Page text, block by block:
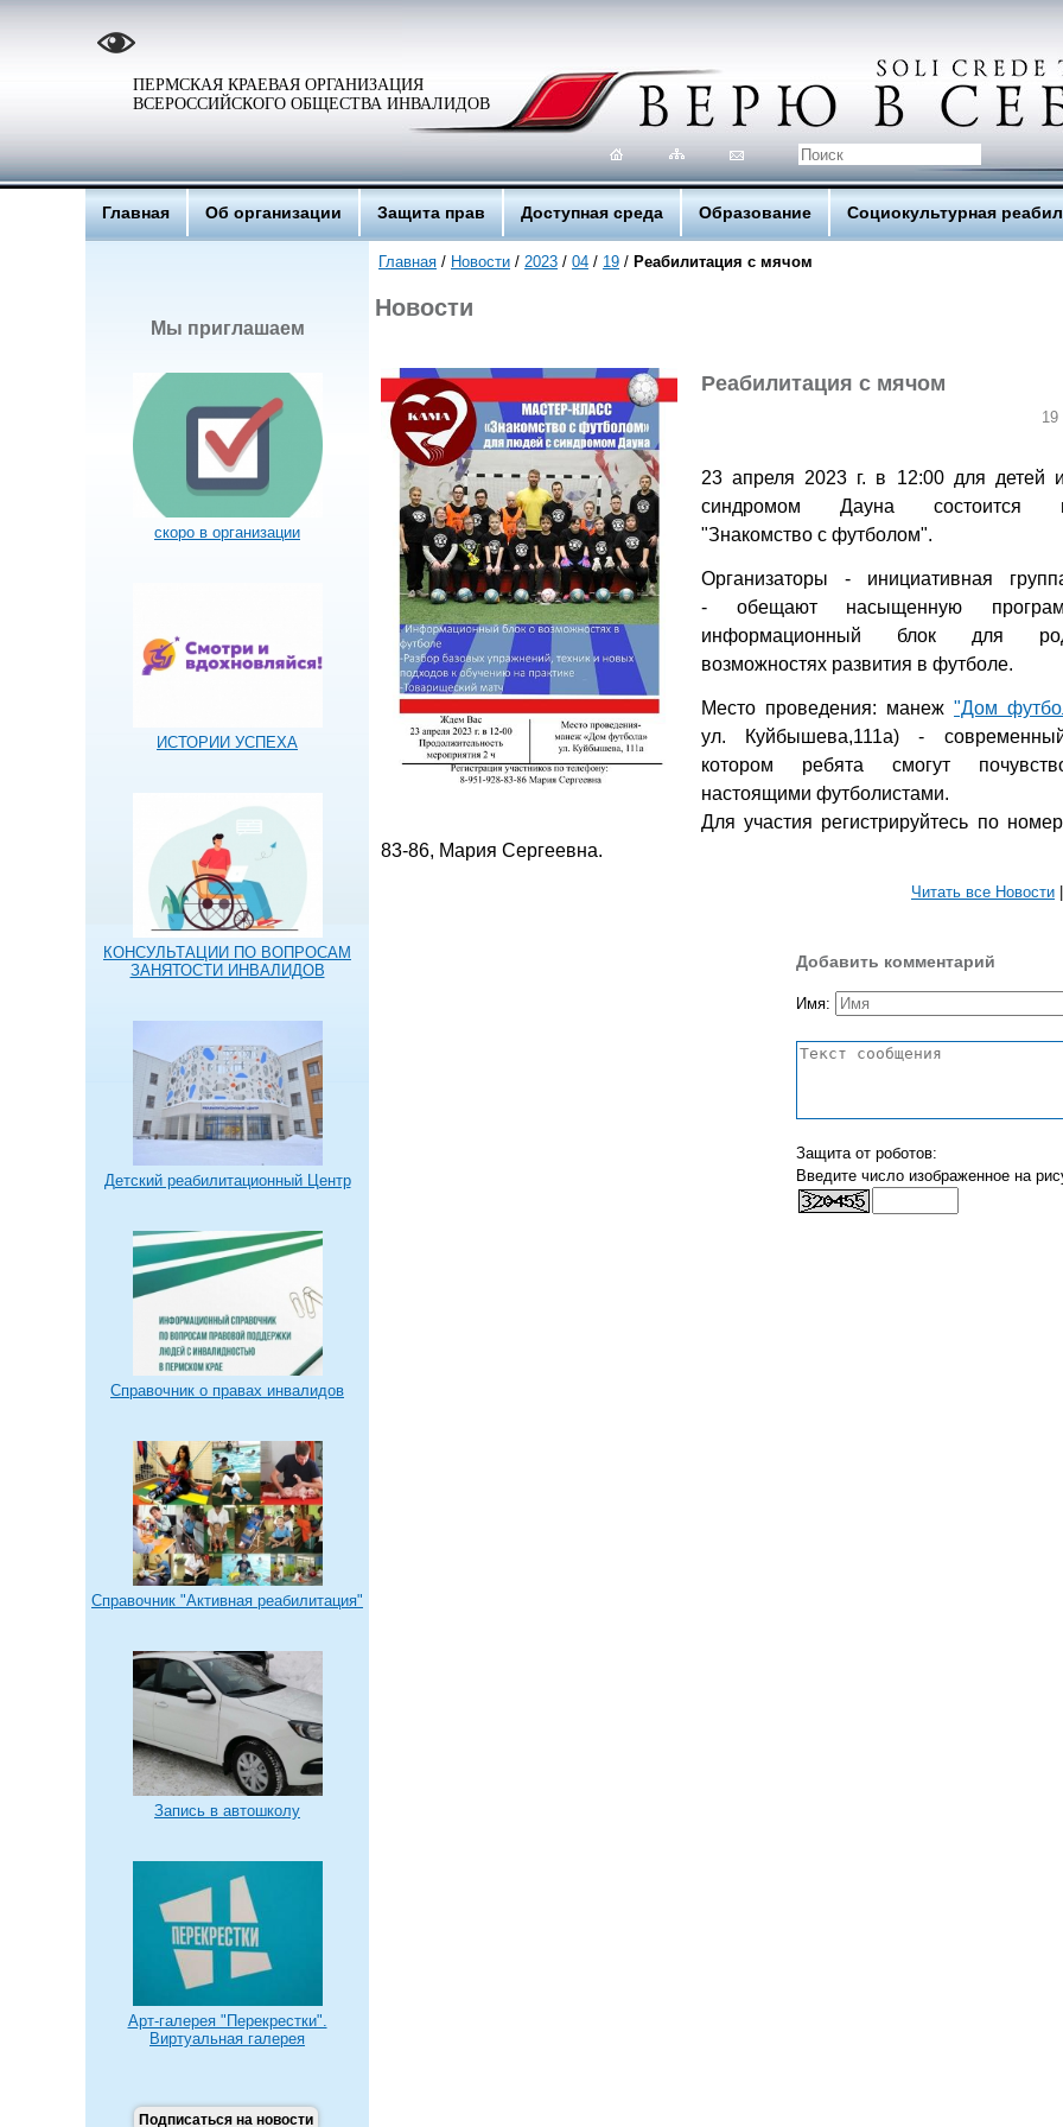
ПЕРМСКАЯ КРАЕВАЯ ОРГАНИЗАЦИЯ
ВСЕРОССИЙСКОГО ОБЩЕСТВА ИНВАЛИДОВ
Главная Об организации Защита прав Доступная среда Образование Социокультурная
Мы приглашаем
скоро в организации
ИСТОРИИ УСПЕХА
КОНСУЛЬТАЦИИ ПО ВОПРОСАМ
ЗАНЯТОСТИ ИНВАЛИДОВ
Детский реабилитационный Центр
Справочник о правах инвалидов
Справочник "Активная реабилитация"
Запись в автошколу
Арт-галерея "Перекрестки".
Виртуальная галерея
Подписаться на новости
Главная / Новости / 2023 / 04 / 19 / Реабилитация с мячом
Новости
Реабилитация с мячом
19
23 апреля 2023 г. в 12:00 для детей
синдромом Дауна состоится
"Знакомство с футболом".
Организаторы - инициативная
- обещают насыщенную
информационный блок для
возможностях развития в футболе.
Место проведения: манеж "Дом
ул. Куйбышева,111а) -
котором ребята смогут
настоящими футболистами.
Для участия регистрируйтесь по
83-86, Мария Сергеевна.
Читать все Новости
Добавить комментарий
Имя:
Защита от роботов:
Введите число изображенное на